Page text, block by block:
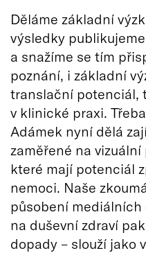
Děláme základní
výsledky
a snažíme se tím
poznání, i základní
translační potenciál,
v klinické praxi.
Adámek nyní dělá
zaměřené na
které mají potenciál
nemoci. Naše
působení mediálních
na duševní zdraví
dopady – slouží jako